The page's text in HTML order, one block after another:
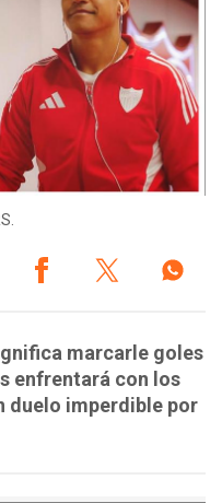
marcarle goles
enfrentará con los
duelo imperdible por